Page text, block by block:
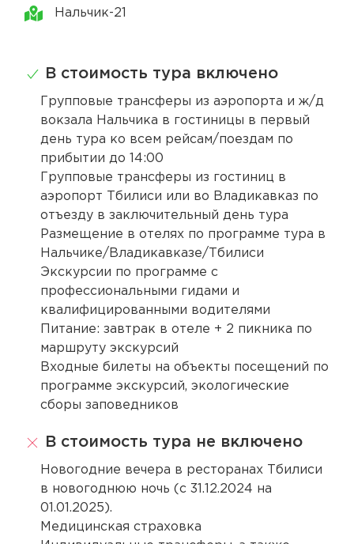
Нальчик-21
В стоимость тура включено
Групповые трансферы из аэропорта и ж/д
вокзала Нальчика в гостиницы в первый
день тура ко всем рейсам/поездам по
прибытии до 14:00
Групповые трансферы из гостиниц в
аэропорт Тбилиси или во Владикавказ по
отъезду в заключительный день тура
Размещение в отелях по программе тура в
Нальчике/Владикавказе/Тбилиси
Экскурсии по программе с
профессиональными гидами и
квалифицированными водителями
Питание: завтрак в отеле + 2 пикника по
маршруту экскурсий
Входные билеты на объекты посещений по
программе экскурсий, экологические
сборы заповедников
В стоимость тура не включено
Новогодние вечера в ресторанах Тбилиси
в новогоднюю ночь (с 31.12.2024 на
01.01.2025).
Медицинская страховка